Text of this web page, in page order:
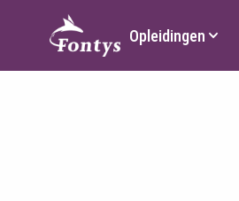
Hoofdmenu
Opleidingen